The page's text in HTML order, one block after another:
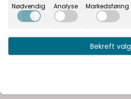
Nødvendig Analyse Markedsføring
Bekreft valg